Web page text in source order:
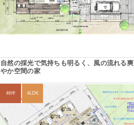
自然の採光で気持ちも明るく、風の流れる爽
やか空間の家
46坪 4LDK